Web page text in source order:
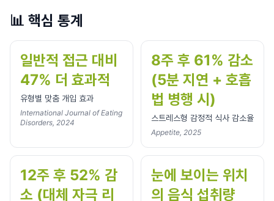
📊 핵심 통계
일반적 접근 대비
47% 더 효과적
유형별 맞춤 개입 효과
International Journal of Eating
Disorders, 2024
8주 후 61% 감소
(5분 지연 + 호흡
법 병행 시)
스트레스형 감정적 식사 감소율
Appetite, 2025
12주 후 52% 감
소 (대체 자극 리
눈에 보이는 위치
의 음식 섭취량